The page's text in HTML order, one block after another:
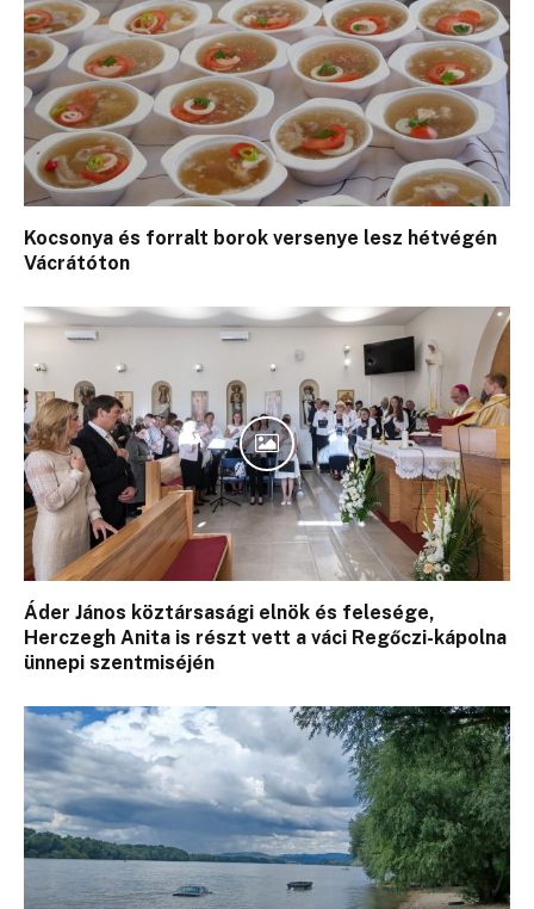
Kocsonya és forralt borok versenye lesz hétvégén
Vácrátóton
Áder János köztársasági elnök és felesége,
Herczegh Anita is részt vett a váci Regőczi-kápolna
ünnepi szentmiséjén